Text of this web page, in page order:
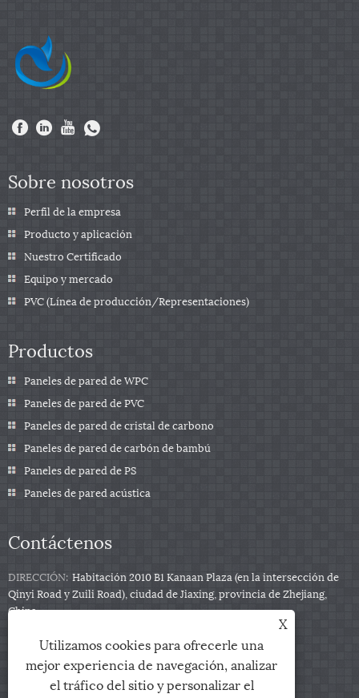
Sobre nosotros
Perfil de la empresa
Producto y aplicación
Nuestro Certificado
Equipo y mercado
PVC (Línea de producción/Representaciones)
Productos
Paneles de pared de WPC
Paneles de pared de PVC
Paneles de pared de cristal de carbono
Paneles de pared de carbón de bambú
Paneles de pared de PS
Paneles de pared acústica
Contáctenos
DIRECCIÓN: Habitación 2010 B1 Kanaan Plaza (en la intersección de
Qinyi Road y Zuili Road), ciudad de Jiaxing, provincia de Zhejiang,
China
info@zjarris.com
X
Utilizamos cookies para ofrecerle una
mejor experiencia de navegación, analizar
el tráfico del sitio y personalizar el